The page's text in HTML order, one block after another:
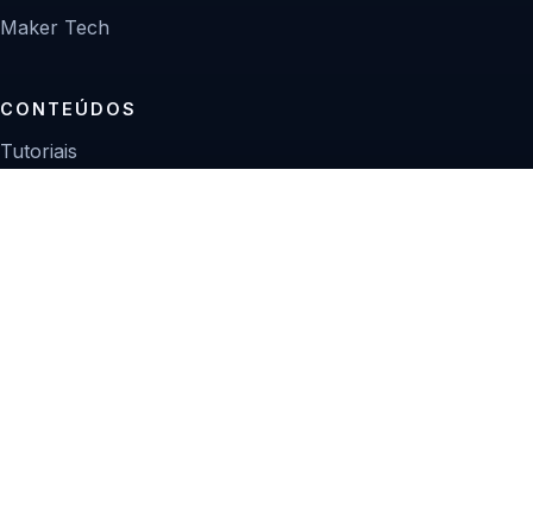
Maker Tech
CONTEÚDOS
Tutoriais